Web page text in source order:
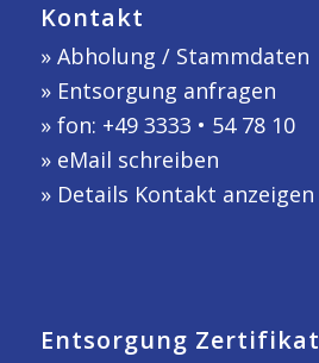
Kontakt
» Abholung / Stammdaten
» Entsorgung anfragen
» fon: +49 3333 • 54 78 10
» eMail schreiben
» Details Kontakt anzeigen
Entsorgung Zertifikat